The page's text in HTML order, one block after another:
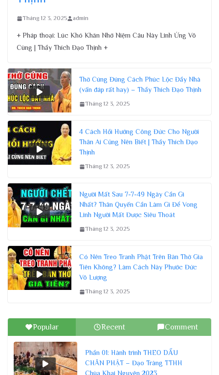
Tháng 12 3, 2025 admin
+ Pháp thoại: Lúc Khó Khăn Nhớ Niệm Câu Này Linh Ứng Vô
Cùng | Thầy Thích Đạo Thịnh +
Thờ Cúng Đúng Cách Phúc Lộc Đầy Nhà
(vấn đáp rất hay) – Thầy Thích Đạo Thịnh
Tháng 12 3, 2025
4 Cách Hồi Hướng Công Đức Cho Người
Thân Ai Cũng Nên Biết | Thầy Thích Đạo
Thịnh
Tháng 12 3, 2025
Người Mất Sau 7-7-49 Ngày Cần Gì
Nhất? Thân Quyến Cần Làm Gì Để Vong
Linh Người Mất Được Siêu Thoát
Tháng 12 3, 2025
Có Nên Treo Tranh Phật Trên Bàn Thờ Gia
Tiên Không? Làm Cách Này Phước Đức
Vô Lượng
Tháng 12 3, 2025
Popular Recent Comment
Phần 01: Hành trình THEO DẤU
CHÂN PHẬT – Đạo Tràng TTHH
Chùa Khai Nguyên 2023